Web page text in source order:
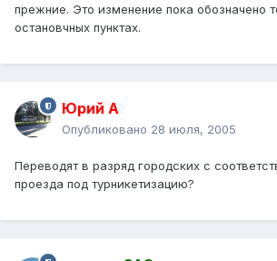
прежние. Это изменение пока обозначено
остановчных пунктах.
Юрий А
Опубликовано 28 июля, 2005
Переводят в разряд городских с
проезда под турникетизацию?